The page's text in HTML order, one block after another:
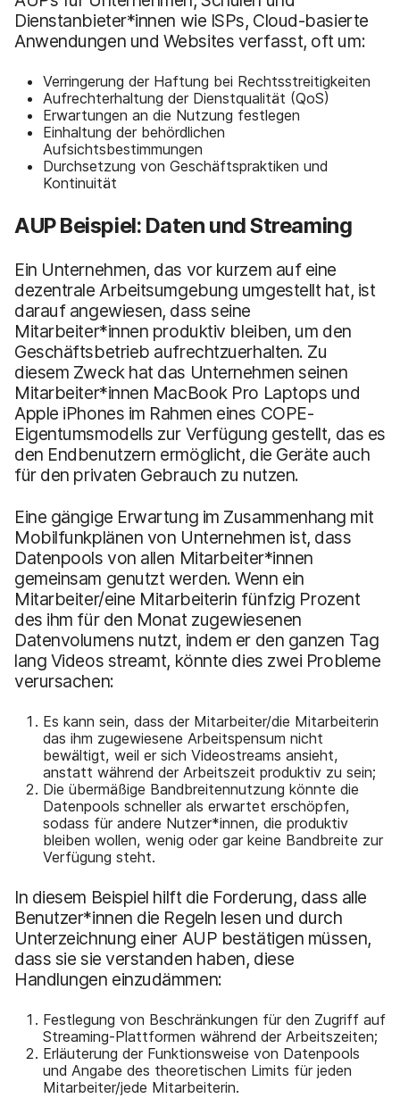
Dienstanbieter*innen wie ISPs, Cloud-basierte
Anwendungen und Websites verfasst, oft um:
Verringerung der Haftung bei Rechtsstreitigkeiten
Aufrechterhaltung der Dienstqualität (QoS)
Erwartungen an die Nutzung festlegen
Einhaltung der behördlichen
Aufsichtsbestimmungen
Durchsetzung von Geschäftspraktiken und
Kontinuität
AUP Beispiel: Daten und Streaming
Ein Unternehmen, das vor kurzem auf eine
dezentrale Arbeitsumgebung umgestellt hat, ist
darauf angewiesen, dass seine
Mitarbeiter*innen produktiv bleiben, um den
Geschäftsbetrieb aufrechtzuerhalten. Zu
diesem Zweck hat das Unternehmen seinen
Mitarbeiter*innen MacBook Pro Laptops und
Apple iPhones im Rahmen eines COPE-
Eigentumsmodells zur Verfügung gestellt, das es
den Endbenutzern ermöglicht, die Geräte auch
für den privaten Gebrauch zu nutzen.
Eine gängige Erwartung im Zusammenhang mit
Mobilfunkplänen von Unternehmen ist, dass
Datenpools von allen Mitarbeiter*innen
gemeinsam genutzt werden. Wenn ein
Mitarbeiter/eine Mitarbeiterin fünfzig Prozent
des ihm für den Monat zugewiesenen
Datenvolumens nutzt, indem er den ganzen Tag
lang Videos streamt, könnte dies zwei Probleme
verursachen:
Es kann sein, dass der Mitarbeiter/die Mitarbeiterin
das ihm zugewiesene Arbeitspensum nicht
bewältigt, weil er sich Videostreams ansieht,
anstatt während der Arbeitszeit produktiv zu sein;
Die übermäßige Bandbreitennutzung könnte die
Datenpools schneller als erwartet erschöpfen,
sodass für andere Nutzer*innen, die produktiv
bleiben wollen, wenig oder gar keine Bandbreite zur
Verfügung steht.
In diesem Beispiel hilft die Forderung, dass alle
Benutzer*innen die Regeln lesen und durch
Unterzeichnung einer AUP bestätigen müssen,
dass sie sie verstanden haben, diese
Handlungen einzudämmen:
Festlegung von Beschränkungen für den Zugriff auf
Streaming-Plattformen während der Arbeitszeiten;
Erläuterung der Funktionsweise von Datenpools
und Angabe des theoretischen Limits für jeden
Mitarbeiter/jede Mitarbeiterin.